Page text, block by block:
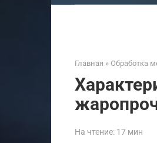
Главная » Обработка
На чтение: 17 мин